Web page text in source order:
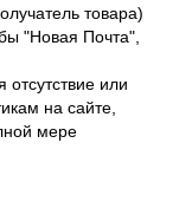
товара)
"Новая Почта",
отсутствие или
на сайте,
мере